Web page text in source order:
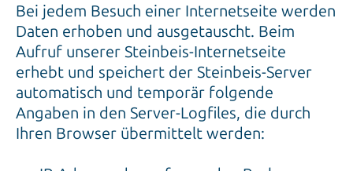
Bei jedem Besuch einer Internetseite werden
Daten erhoben und ausgetauscht. Beim
Aufruf unserer Steinbeis-Internetseite
erhebt und speichert der Steinbeis-Server
automatisch und temporär folgende
Angaben in den Server-Logfiles, die durch
Ihren Browser übermittelt werden: